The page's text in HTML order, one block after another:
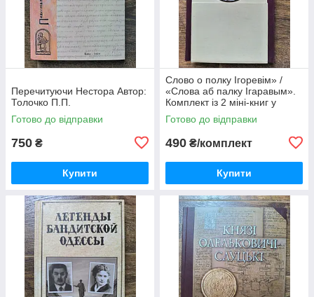
Перечитуючи Нестора Автор:
Толочко П.П.
Готово до відправки
750 ₴
Купити
Слово о полку Ігоревім» /
«Слова аб палку Ігаравым».
Комплект із 2 міні-книг у
футлярі
Готово до відправки
490 ₴/комплект
Купити